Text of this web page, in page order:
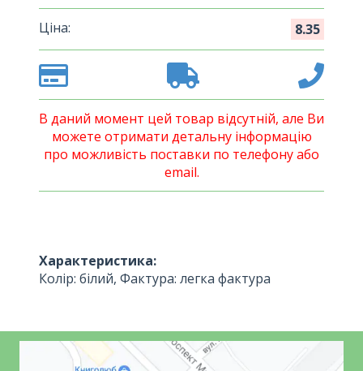
Ціна: 8.35
В даний момент цей товар відсутній, але Ви
можете отримати детальну інформацію
про можливість поставки по телефону або
email.
Характеристика:
Колір: білий, Фактура: легка фактура